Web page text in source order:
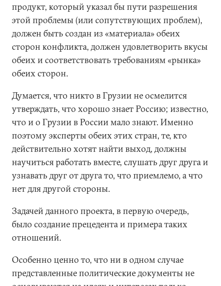
продукт, который указал бы пути разрешения
этой проблемы (или сопутствующих проблем),
должен быть создан из «материала» обеих
сторон конфликта, должен удовлетворить вкусы
обеих и соответствовать требованиям «рынка»
обеих сторон.
Думается, что никто в Грузии не осмелится
утверждать, что хорошо знает Россию; известно,
что и о Грузии в России мало знают. Именно
поэтому эксперты обеих этих стран, те, кто
действительно хотят найти выход, должны
научиться работать вместе, слушать друг друга и
узнавать друг от друга то, что приемлемо, а что
нет для другой стороны.
Задачей данного проекта, в первую очередь,
было создание прецедента и примера таких
отношений.
Особенно ценно то, что ни в одном случае
представленные политические документы не